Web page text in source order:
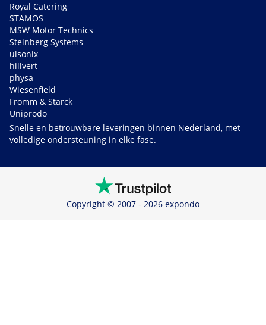
Royal Catering
STAMOS
MSW Motor Technics
Steinberg Systems
ulsonix
hillvert
physa
Wiesenfield
Fromm & Starck
Uniprodo
Snelle en betrouwbare leveringen binnen Nederland, met
volledige ondersteuning in elke fase.
Copyright © 2007 - 2026 expondo